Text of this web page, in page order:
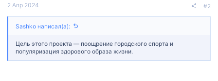
2 Апр 2024 #2
Sashko написал(а):
Цель этого проекта — поощрение городского спорта и
популяризация здорового образа жизни.